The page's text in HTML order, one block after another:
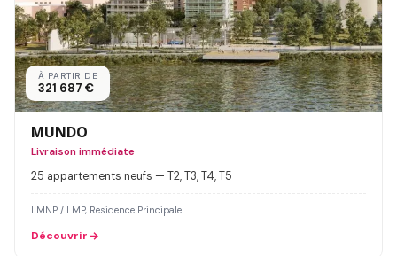
À PARTIR DE
321 687 €
MUNDO
Livraison immédiate
25 appartements neufs — T2, T3, T4, T5
LMNP / LMP, Residence Principale
Découvrir